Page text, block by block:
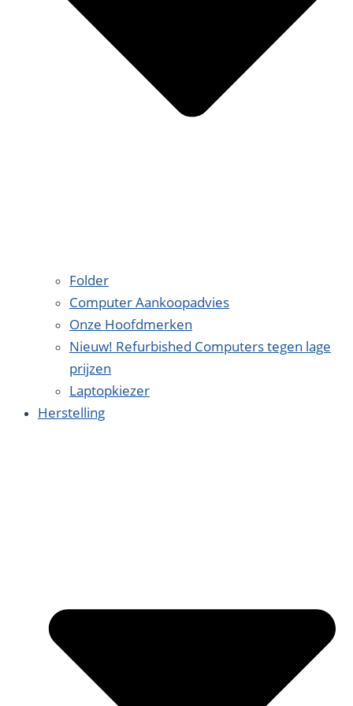
Folder
Computer Aankoopadvies
Onze Hoofdmerken
Nieuw! Refurbished Computers tegen lage
prijzen
Laptopkiezer
Herstelling